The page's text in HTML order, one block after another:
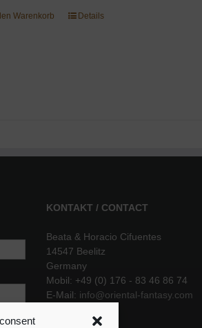
Warenkorb Details
KONTAKT / CONTACT
Beata & Horacio Cifuentes
14547 Beelitz
Germany
Mobil: +49 (0) 176 - 83 46 86 74
E-Mail: info@oriental-fantasy.com